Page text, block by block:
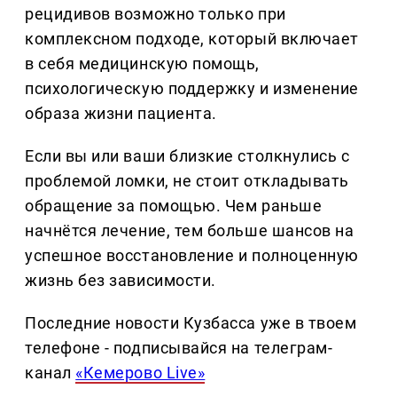
рецидивов возможно только при
комплексном подходе, который включает
в себя медицинскую помощь,
психологическую поддержку и изменение
образа жизни пациента.
Если вы или ваши близкие столкнулись с
проблемой ломки, не стоит откладывать
обращение за помощью. Чем раньше
начнётся лечение, тем больше шансов на
успешное восстановление и полноценную
жизнь без зависимости.
Последние новости Кузбасса уже в твоем
телефоне - подписывайся на телеграм-
канал «Кемерово Live»